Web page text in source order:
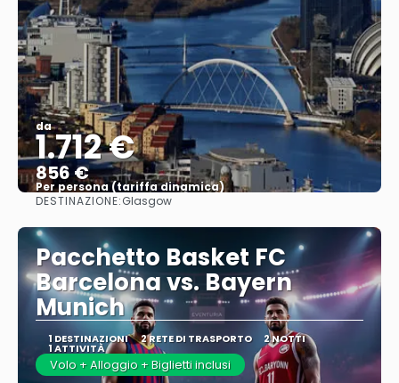
da
1.712 €
856 €
Per persona (tariffa dinamica)
Vedere di più
DESTINAZIONE:Glasgow
Pacchetto Basket FC
Barcelona vs. Bayern
Munich
1 DESTINAZIONI 2 RETE DI TRASPORTO 2 NOTTI
1 ATTIVITÀ
Volo + Alloggio + Biglietti inclusi